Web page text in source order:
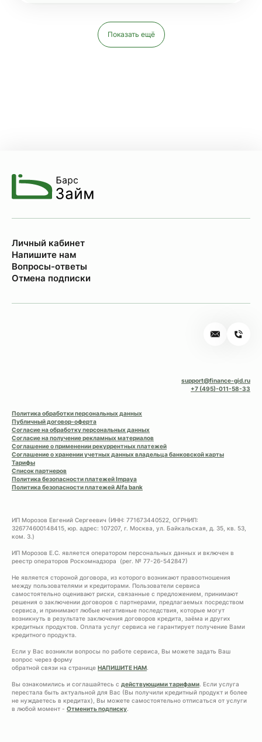
Показать ещё
Личный кабинет
Напишите нам
Вопросы-ответы
Отмена подписки
support@finance-gid.ru
+7 (495)-011-58-33
Политика обработки персональных данных
Публичный договор-оферта
Согласие на обработку персональных данных
Согласие на получение рекламных материалов
Соглашение о применении рекуррентных платежей
Соглашение о хранении учетных данных владельца банковской карты
Тарифы
Список партнеров
Политика безопасности платежей Impaya
Политика безопасности платежей Alfa bank
ИП Морозов Евгений Сергеевич (ИНН: 771673440522, ОГРНИП:
326774600148415, юр. адрес: 107207, г. Москва, ул. Байкальская, д. 35, кв. 53,
ком. 3.)
ИП Морозов Е.С. является оператором персональных данных и включен в
реестр операторов Роскомнадзора (рег. № 77-26-542847)
Не является стороной договора, из которого возникают правоотношения
между пользователями и кредиторами. Пользователи сервиса
самостоятельно оценивают риски, связанные с предложением, принимают
решения о заключении договоров с партнерами, предлагаемых посредством
сервиса, и принимают любые негативные последствия, которые могут
возникнуть в результате заключения договоров кредита, заёма и других
кредитных продуктов. Оплата услуг сервиса не гарантирует получение Вами
кредитного продукта.
Если у Вас возникли вопросы по работе сервиса, Вы можете задать Ваш
вопрос через форму
обратной связи на странице НАПИШИТЕ НАМ.
Вы ознакомились и соглашайтесь с действующими тарифами. Если услуга
перестала быть актуальной для Вас (Вы получили кредитный продукт и более
не нуждаетесь в кредитах), Вы можете самостоятельно отписаться от услуги
в любой момент - Отменить подписку.